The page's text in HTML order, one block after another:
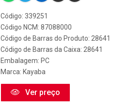
Código: 339251
Código NCM: 87088000
Código de Barras do Produto: 28641
Código de Barras da Caixa: 28641
Embalagem: PC
Marca: Kayaba
Ver preço